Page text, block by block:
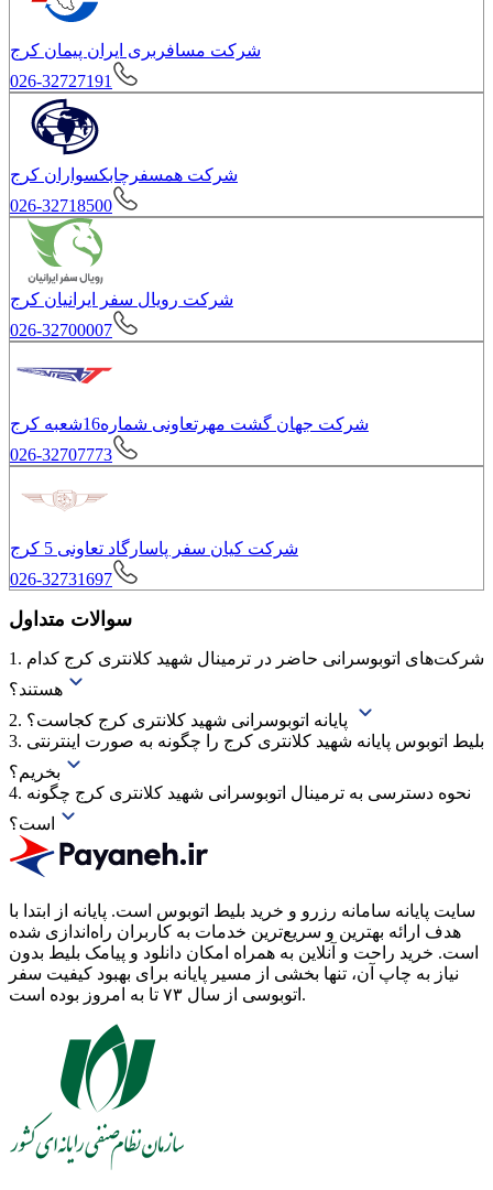
شرکت مسافربری ایران پیمان کرج
026-32727191
شرکت همسفرچابکسواران کرج
026-32718500
شرکت رویال سفر ایرانیان کرج
026-32700007
شرکت جهان گشت مهرتعاونی شماره16شعبه کرج
026-32707773
شرکت کیان سفر پاسارگاد تعاونی 5 کرج
026-32731697
سوالات متداول
1. شرکت‌های اتوبوسرانی حاضر در ترمینال شهید کلانتری کرج کدام
هستند؟
3. بلیط اتوبوس پایانه شهید کلانتری کرج را چگونه به صورت اینترنتی
بخریم؟
4. نحوه دسترسی به ترمینال اتوبوسرانی شهید کلانتری کرج چگونه
است؟
سایت پایانه سامانه رزرو و خرید بلیط اتوبوس است. پایانه از ابتدا با
هدف ارائه بهترین و سریع‌ترین خدمات به کاربران راه‌اندازی شده
است. خرید راحت و آنلاین به همراه امکان دانلود و پیامک بلیط بدون
نیاز به چاپ آن، تنها بخشی از مسیر پایانه برای بهبود کیفیت سفر
اتوبوسی از سال ۷۳ تا به امروز بوده است.